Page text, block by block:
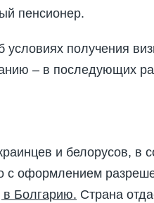
пенсионер.
условиях получения
– в последующих
и белорусов, в
с оформлением
в Болгарию. Страна